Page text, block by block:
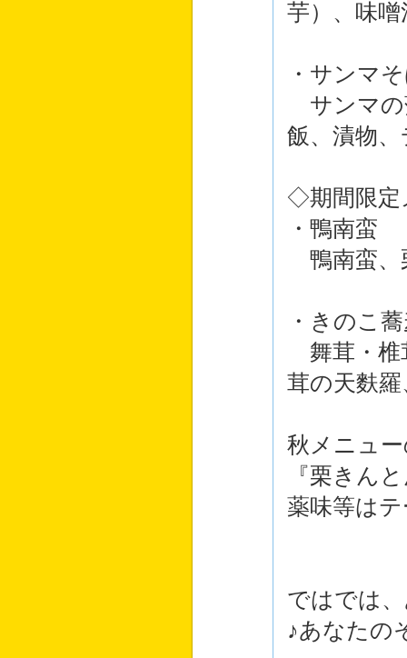
芋）、味
・サンマ
サンマの
飯、漬物
◇期間限定
・鴨南蛮
鴨南蛮、
・きのこ
舞茸・椎
茸の天麩
秋メニュ
『栗きん
薬味等は
ではでは
♪あなたの